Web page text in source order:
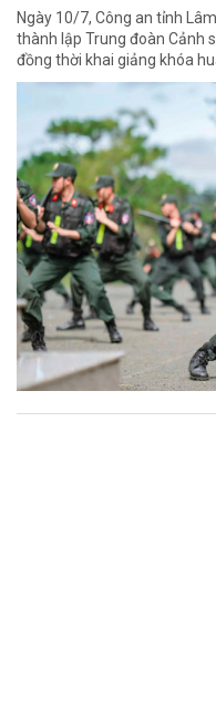
Ngày 10/7, Công an tỉnh
thành lập Trung đoàn Cảnh
đồng thời khai giảng khóa